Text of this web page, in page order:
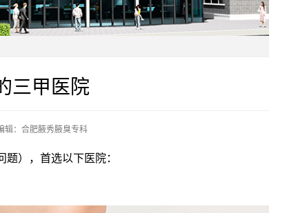
三甲医院
辑：合肥腋秀腋臭专科
），首选以下医院：